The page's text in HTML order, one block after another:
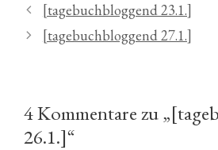
[tagebuchbloggend 23.1.]
[tagebuchbloggend 27.1.]
4 Kommentare zu
26.1.]“